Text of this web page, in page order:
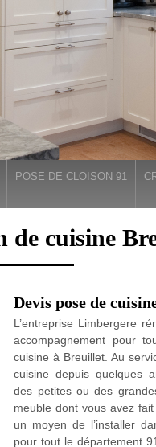
POSE DE CLOISON 91
cuisine
Devis pose de
L’entreprise Limbergere
accompagnement pour
cuisine à Breuillet. Au
cuisine depuis quelques
des petites ou des
meuble dont vous avez
un moyen de l’installer
pour tout le département